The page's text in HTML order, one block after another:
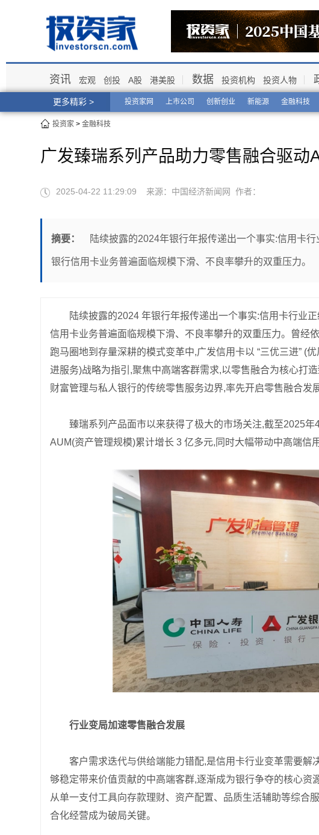
更多精彩 > 投资家网 上市公司 创新创业 新能源 金融科技
资讯 宏观 创投 A股 港美股 数据 投资机构 投资人物
投资家 > 金融科技
广发臻瑞系列产品助力零售融合驱动
2025-04-22 11:29:09 来源：中国经济新闻网 作者：
摘要： 陆续披露的2024年银行年报传递出一个事实:信用卡
银行信用卡业务普遍面临规模下滑、不良率攀升的双重压力。
陆续披露的2024 年银行年报传递出一个事实:信用卡行业
信用卡业务普遍面临规模下滑、不良率攀升的双重压力。曾经
跑马圈地到存量深耕的模式变革中,广发信用卡以 “三优三进” (
进服务)战略为指引,聚焦中高端客群需求,以零售融合为核心打
财富管理与私人银行的传统零售服务边界,率先开启零售融合发
臻瑞系列产品面市以来获得了极大的市场关注,截至2025
AUM(资产管理规模)累计增长 3 亿多元,同时大幅带动中高端信
行业变局加速零售融合发展
客户需求迭代与供给端能力错配,是信用卡行业变革需要解
够稳定带来价值贡献的中高端客群,逐渐成为银行争夺的核心资
从单一支付工具向存款理财、资产配置、品质生活辅助等综合
合化经营成为破局关键。